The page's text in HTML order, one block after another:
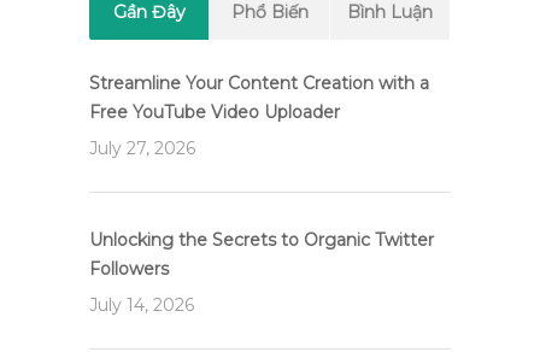
Gần Đây Phổ Biến Bình Luận
Streamline Your Content Creation with a
Free YouTube Video Uploader
July 27, 2026
Unlocking the Secrets to Organic Twitter
Followers
July 14, 2026